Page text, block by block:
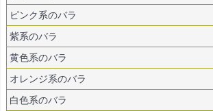
ピンク系のバラ
紫系のバラ
黄色系のバラ
オレンジ系のバラ
白色系のバラ